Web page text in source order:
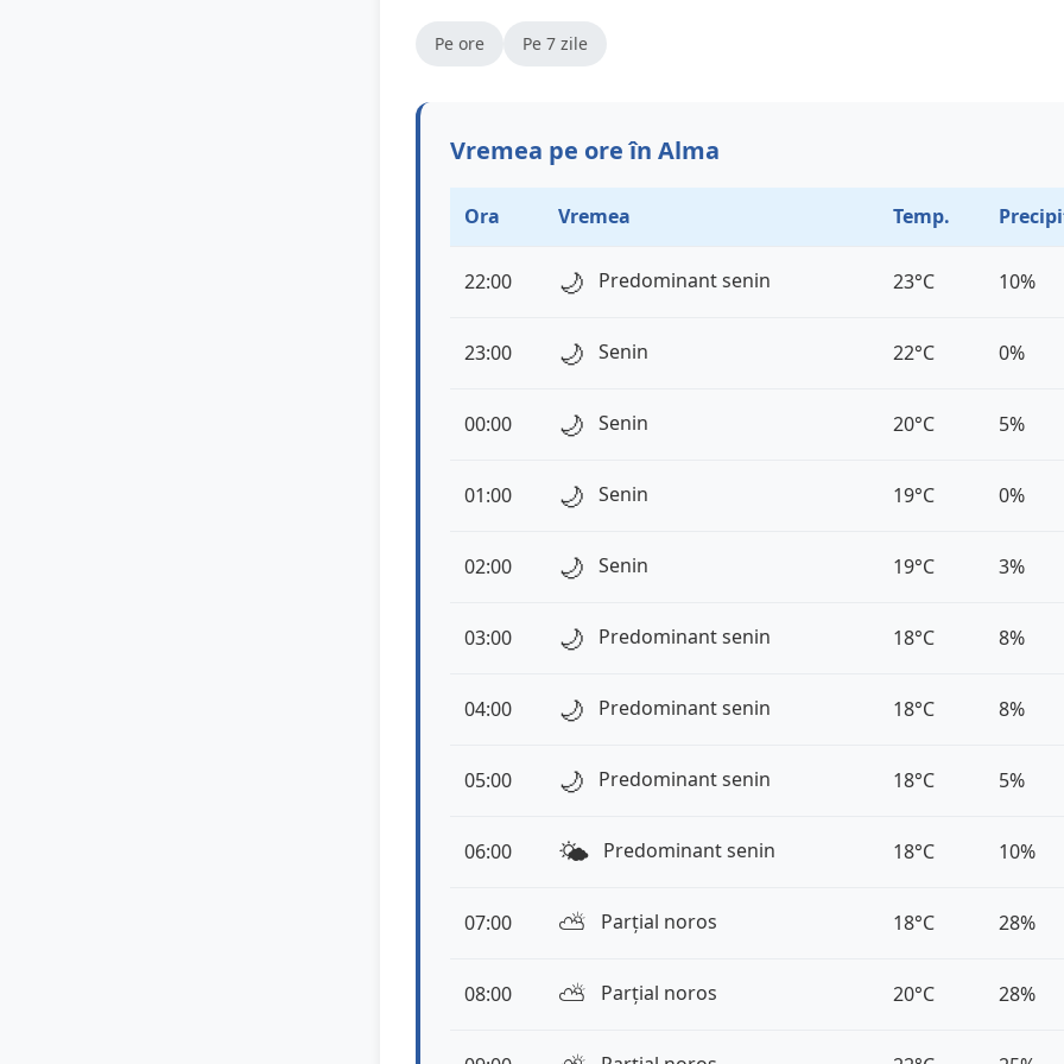
Pe ore Pe 7 zile
Vremea pe ore în Alma
Ora Vremea Temp.
22:00 🌙 Predominant senin 23°C 10%
23:00 🌙 Senin 22°C 0%
00:00 🌙 Senin 20°C 5%
01:00 🌙 Senin 19°C 0%
02:00 🌙 Senin 19°C 3%
03:00 🌙 Predominant senin 18°C 8%
04:00 🌙 Predominant senin 18°C 8%
05:00 🌙 Predominant senin 18°C 5%
06:00 🌤️ Predominant senin 18°C 10%
07:00 ⛅️ Parțial noros 18°C 28%
08:00 ⛅️ Parțial noros 20°C 28%